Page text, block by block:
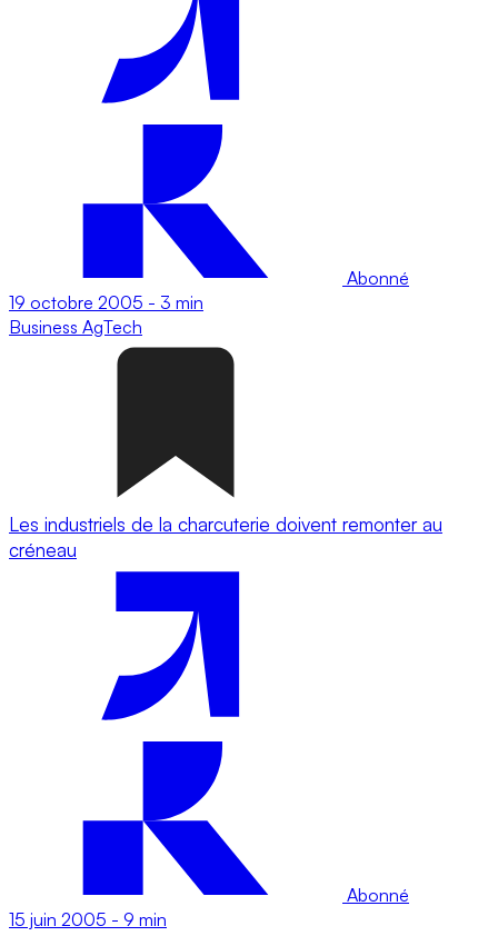
Abonné
19 octobre 2005 - 3 min
Business AgTech
Les industriels de la charcuterie doivent remonter au
créneau
Abonné
15 juin 2005 - 9 min